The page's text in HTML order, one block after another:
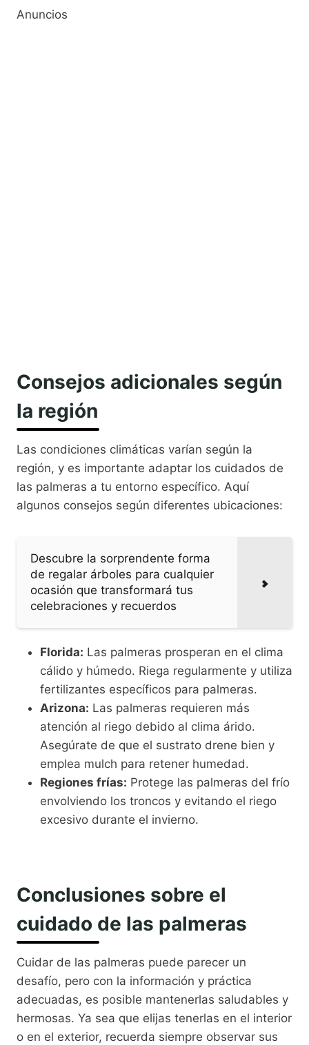
Anuncios
Consejos adicionales según
la región
Las condiciones climáticas varían según la
región, y es importante adaptar los cuidados de
las palmeras a tu entorno específico. Aquí
algunos consejos según diferentes ubicaciones:
Descubre la sorprendente forma
de regalar árboles para cualquier
ocasión que transformará tus
celebraciones y recuerdos
Florida: Las palmeras prosperan en el clima
cálido y húmedo. Riega regularmente y utiliza
fertilizantes específicos para palmeras.
Arizona: Las palmeras requieren más
atención al riego debido al clima árido.
Asegúrate de que el sustrato drene bien y
emplea mulch para retener humedad.
Regiones frías: Protege las palmeras del frío
envolviendo los troncos y evitando el riego
excesivo durante el invierno.
Conclusiones sobre el
cuidado de las palmeras
Cuidar de las palmeras puede parecer un
desafío, pero con la información y práctica
adecuadas, es posible mantenerlas saludables y
hermosas. Ya sea que elijas tenerlas en el interior
o en el exterior, recuerda siempre observar sus